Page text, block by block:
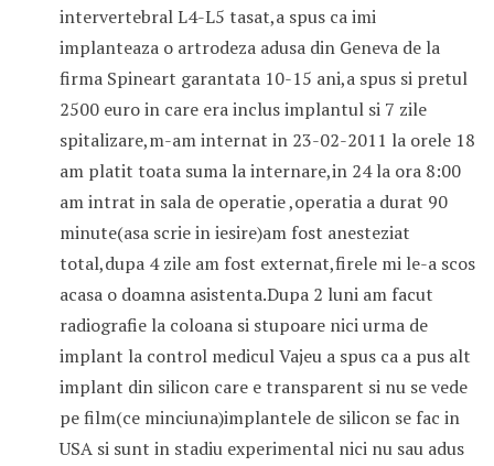
intervertebral L4-L5 tasat,a spus ca imi
implanteaza o artrodeza adusa din Geneva de la
firma Spineart garantata 10-15 ani,a spus si pretul
2500 euro in care era inclus implantul si 7 zile
spitalizare,m-am internat in 23-02-2011 la orele 18
am platit toata suma la internare,in 24 la ora 8:00
am intrat in sala de operatie ,operatia a durat 90
minute(asa scrie in iesire)am fost anesteziat
total,dupa 4 zile am fost externat,firele mi le-a scos
acasa o doamna asistenta.Dupa 2 luni am facut
radiografie la coloana si stupoare nici urma de
implant la control medicul Vajeu a spus ca a pus alt
implant din silicon care e transparent si nu se vede
pe film(ce minciuna)implantele de silicon se fac in
USA si sunt in stadiu experimental nici nu sau adus